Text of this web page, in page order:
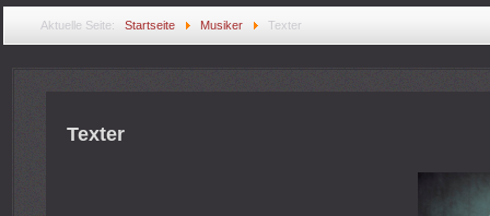
Aktuelle Seite: Startseite Musiker Texter
Texter